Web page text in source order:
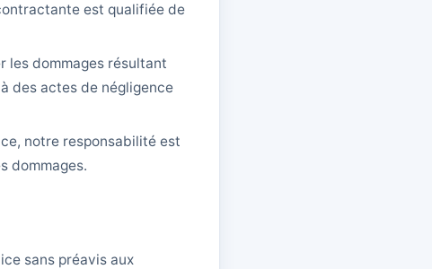
est qualifiée de
les dommages résultant
des actes de négligence
notre responsabilité est
dommages.
sans préavis aux